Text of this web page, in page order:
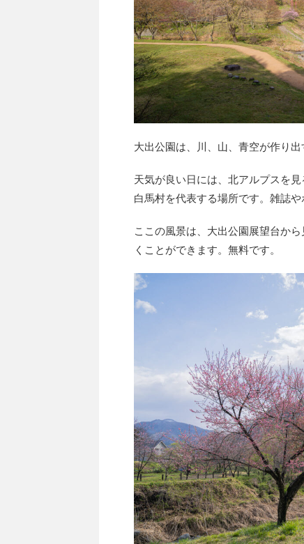
大出公園は、川、山、青空が作り
天気が良い日には、北アルプスを見
白馬村を代表する場所です。雑誌
ここの風景は、大出公園展望台か
くことができます。無料です。